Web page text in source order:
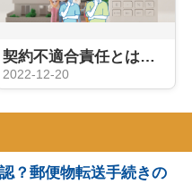
契約不適合責任とは？不動産売却の買主の権利と事前対策を解説
2022-12-20
？郵便物転送手続きの